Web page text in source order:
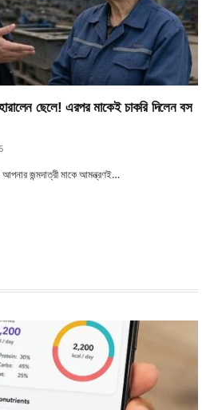
ছেলে! এরপর মাকেই চাকরি দিলেন বস
আপনার জন্মদাত্রী মাকে আমন্ত্রণই…